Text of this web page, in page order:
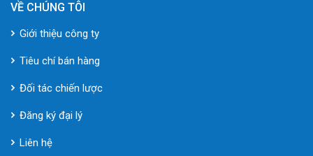
VỀ CHÚNG TÔI
Giới thiệu công ty
Tiêu chí bán hàng
Đối tác chiến lược
Đăng ký đại lý
Liên hệ